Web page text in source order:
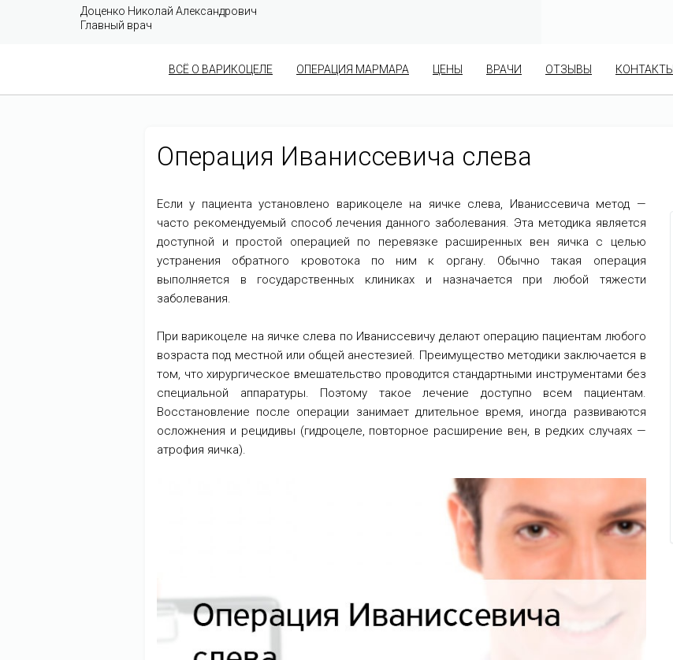
Доценко Николай Александрович
Главный врач
ВСЁ О ВАРИКОЦЕЛЕ ОПЕРАЦИЯ МАРМАРА ЦЕНЫ ВРАЧИ ОТЗЫВЫ КОНТАКТЫ
Операция Иваниссевича слева
Если у пациента установлено варикоцеле на яичке слева, Иваниссевича метод —
часто рекомендуемый способ лечения данного заболевания. Эта методика является
доступной и простой операцией по перевязке расширенных вен яичка с целью
устранения обратного кровотока по ним к органу. Обычно такая операция
выполняется в государственных клиниках и назначается при любой тяжести
заболевания.
При варикоцеле на яичке слева по Иваниссевичу делают операцию пациентам любого
возраста под местной или общей анестезией. Преимущество методики заключается в
том, что хирургическое вмешательство проводится стандартными инструментами без
специальной аппаратуры. Поэтому такое лечение доступно всем пациентам.
Восстановление после операции занимает длительное время, иногда развиваются
осложнения и рецидивы (гидроцеле, повторное расширение вен, в редких случаях —
атрофия яичка).